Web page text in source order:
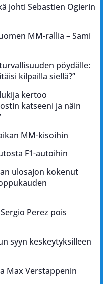
johti Sebastien Ogierin
MM-rallia – Sami
pöydälle:
kilpailla siellä?”
kertoo
katseeni ja näin
MM-kisoihin
F1-autoihin
ulosajon kokenut
Perez pois
syyn keskeytyksilleen
Max Verstappenin